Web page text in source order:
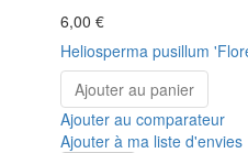
6,00 €
Heliosperma pusillum
Ajouter au panier
Ajouter au comparateur
Ajouter à ma liste d'envies